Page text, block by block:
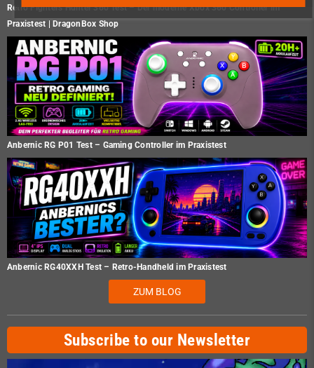
Retro Fighters Hunter 360 Test – Der moderne Xbox 360 Controller im
Praxistest | DragonBox Shop
Anbernic RG P01 Test – Gaming Controller im Praxistest
Anbernic RG40XXH Test – Retro-Handheld im Praxistest
ZUM BLOG
Subscribe to our Newsletter